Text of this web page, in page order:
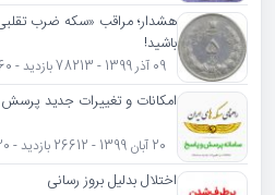
باشید!
09 آذر 1399 - 78213 بازدید - 60 نظر
امکانات و تغییرات جدید
20 آبان 1399 - 26612 بازدید - 20 نظر
اختلال بدلیل بروز رسانی